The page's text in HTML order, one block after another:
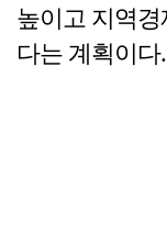
높이고 지역
다는 계획이다.